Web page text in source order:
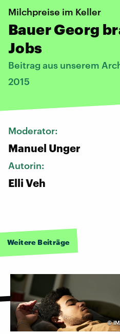
Milchpreise im Keller
Bauer Georg
Jobs
Beitrag aus unserem
2015
Moderator:
Manuel Unger
Autorin:
Elli Veh
Weitere Beiträge
©